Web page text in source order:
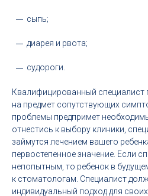
сыпь;
диарея и рвота;
судороги.
Квалифицированный специалист
на предмет сопутствующих
проблемы предпримет
отнестись к выбору клиники,
займутся лечением вашего
первостепенное значение. Если
непопытным, то ребенок в
к стоматологам. Специалист
индивидуальный подход для